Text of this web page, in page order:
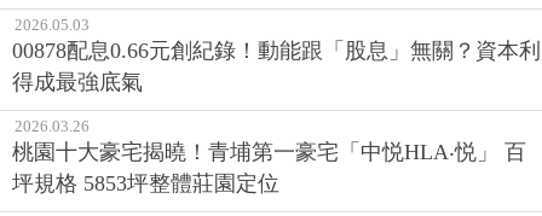
2026.05.03
00878配息0.66元創紀錄！動能跟「股息」無關？資本利
得成最強底氣
2026.03.26
桃園十大豪宅揭曉！青埔第一豪宅「中悦HLA‧悦」 百
坪規格 5853坪整體莊園定位